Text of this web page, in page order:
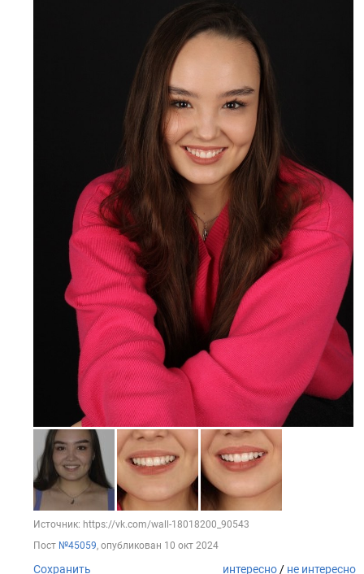
Источник: https://vk.com/wall-18018200_90543
Пост №45059, опубликован 10 окт 2024
Сохранить интересно / не интересно